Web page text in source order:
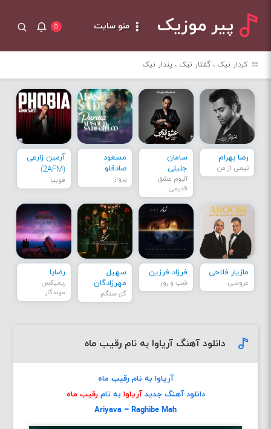
پیر موزیک منو سایت ۵
کردار نیک ، گفتار نیک ، پندار نیک
رضا بهرام
نیمی از من
سامان
جلیلی
آلبوم عشق
قدیمی
مسعود
صادقلو
پرواز
آرمین زارعی
(2AFM)
فوبیا
مازیار فلاحی
عروسی
فرزاد فرزین
شب و روز
سهیل
مهرزادگان
گل سنگم
رضایا
ریمیکس
موندگار
دانلود آهنگ آریاوا به نام رقیب ماه
آریاوا به نام رقیب ماه
دانلود آهنگ جدید آریاوا به نامرقیب ماه
Ariyava – Raghibe Mah